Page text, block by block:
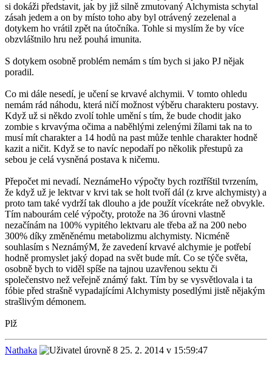
si dokáži představit, jak by již silně zmutovaný Alchymista schytal
zásah jedem a on by místo toho aby byl otrávený zezelenal a
dotykem ho vrátil zpět na útočníka. Tohle si myslím že by více
obzvláštnilo hru než pouhá imunita.
S dotykem osobně problém nemám s tím bych si jako PJ nějak
poradil.
Co mi dále nesedí, je učení se krvavé alchymii. V tomto ohledu
nemám rád náhodu, která ničí možnost výběru charakteru postavy.
Když už si někdo zvolí tohle umění s tím, že bude chodit jako
zombie s krvavýma očima a naběhlými zelenými žílami tak na to
musí mít charakter a 14 hodů na past může tenhle charakter hodně
kazit a ničit. Když se to navíc nepodaří po několik přestupů za
sebou je celá vysněná postava k ničemu.
Přepočet mi nevadí. NeznámeHo výpočty bych roztříštil tvrzením,
že když už je lektvar v krvi tak se holt tvoří dál (z krve alchymisty) a
proto tam také vydrží tak dlouho a jde použít vícekráte než obvykle.
Tím nabourám celé výpočty, protože na 36 úrovni vlastně
nezačínám na 100% vypitého lektvaru ale třeba až na 200 nebo
300% díky změněnému metabolizmu alchymisty. Nicméně
souhlasím s NeznámýM, že zavedení krvavé alchymie je potřebí
hodně promyslet jaký dopad na svět bude mít. Co se týče světa,
osobně bych to viděl spíše na tajnou uzavřenou sektu či
společenstvo než veřejně známý fakt. Tím by se vysvětlovala i ta
fóbie před strašně vypadajícími Alchymisty posedlými jistě nějakým
strašlivým démonem.
Plž
Nathaka
25. 2. 2014 v 15:59:47